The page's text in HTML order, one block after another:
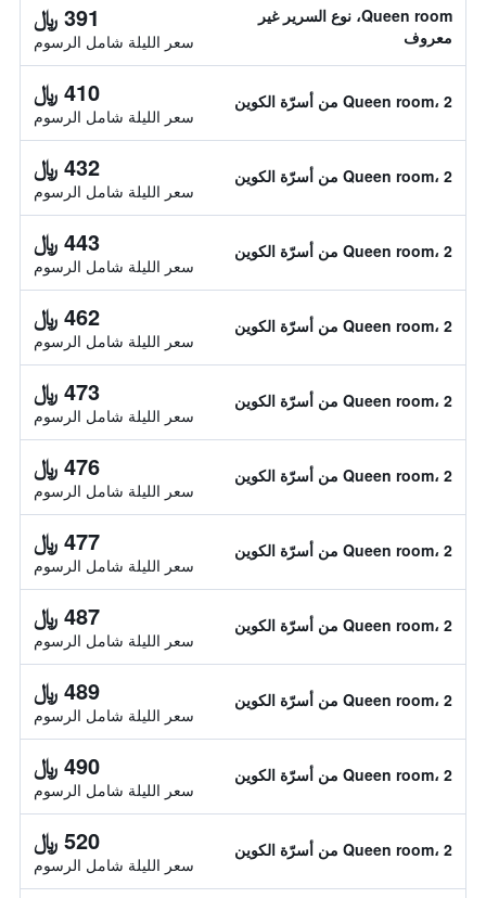
Queen room، نوع السرير غير
معروف
391 ﷼
سعر الليلة شامل الرسوم
Queen room، 2 من أسرّة الكوين 410 ﷼
سعر الليلة شامل الرسوم
Queen room، 2 من أسرّة الكوين 432 ﷼
سعر الليلة شامل الرسوم
Queen room، 2 من أسرّة الكوين 443 ﷼
سعر الليلة شامل الرسوم
Queen room، 2 من أسرّة الكوين 462 ﷼
سعر الليلة شامل الرسوم
Queen room، 2 من أسرّة الكوين 473 ﷼
سعر الليلة شامل الرسوم
Queen room، 2 من أسرّة الكوين 476 ﷼
سعر الليلة شامل الرسوم
Queen room، 2 من أسرّة الكوين 477 ﷼
سعر الليلة شامل الرسوم
Queen room، 2 من أسرّة الكوين 487 ﷼
سعر الليلة شامل الرسوم
Queen room، 2 من أسرّة الكوين 489 ﷼
سعر الليلة شامل الرسوم
Queen room، 2 من أسرّة الكوين 490 ﷼
سعر الليلة شامل الرسوم
Queen room، 2 من أسرّة الكوين 520 ﷼
سعر الليلة شامل الرسوم